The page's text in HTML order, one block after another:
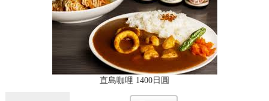
直島咖哩 1400日圓